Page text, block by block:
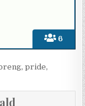
6
,pride,